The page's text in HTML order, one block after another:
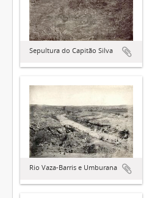
Sepultura do Capitão Silva
Rio Vaza-Barris e Umburana